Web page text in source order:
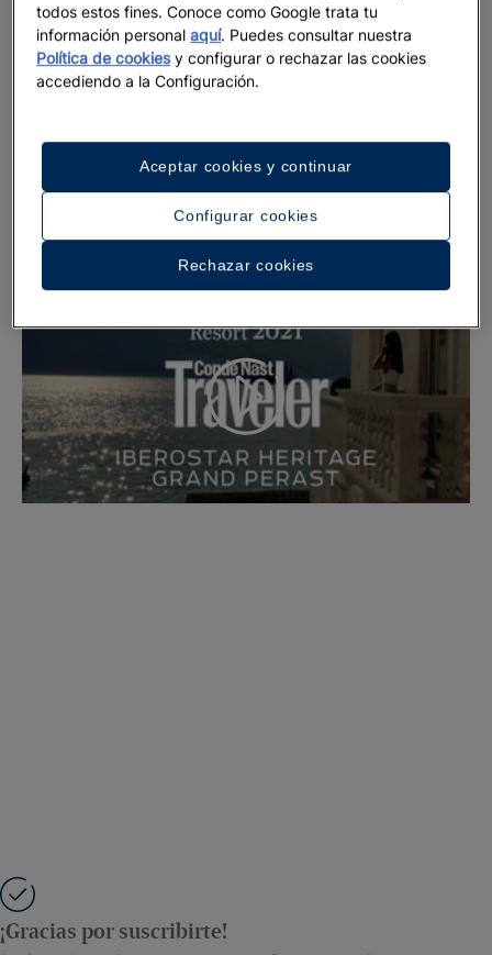
Montenegro es un importante destino ecológico en el
Mediterráneo para Grupo Iberostar. Presente desde 2005,
contamos actualmente con 4 hoteles situados en las villas de
¡Gracias por suscribirte!
todos estos fines. Conoce como Google trata tu
información personalaquí. Puedes consultar nuestra
Política de cookiesy configurar o rechazar las cookies
accediendo a la Configuración.
Configurar cookies
Rechazar cookies
Aceptar cookies y continuar